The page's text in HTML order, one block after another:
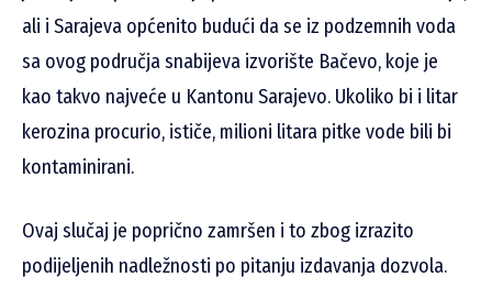
ali i Sarajeva općenito budući da se iz podzemnih voda
sa ovog područja snabijeva izvorište Bačevo, koje je
kao takvo najveće u Kantonu Sarajevo. Ukoliko bi i litar
kerozina procurio, ističe, milioni litara pitke vode bili bi
kontaminirani.
Ovaj slučaj je poprično zamršen i to zbog izrazito
podijeljenih nadležnosti po pitanju izdavanja dozvola.